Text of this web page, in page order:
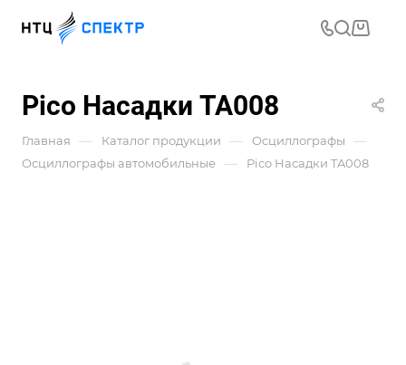
Pico Насадки TA008
Главная — Каталог продукции — Осциллографы —
Осциллографы автомобильные — Pico Насадки TA008